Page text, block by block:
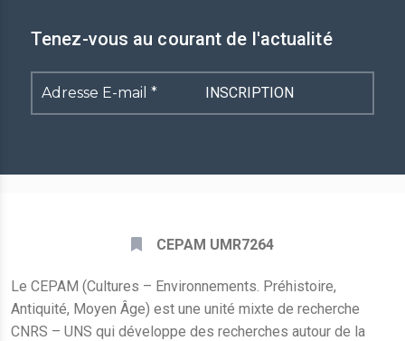
Tenez-vous au courant de l'actualité
Adresse
E-
CEPAM UMR7264
Le CEPAM (Cultures – Environnements. Préhistoire,
Antiquité, Moyen Âge) est une unité mixte de recherche
CNRS – UNS qui développe des recherches autour de la